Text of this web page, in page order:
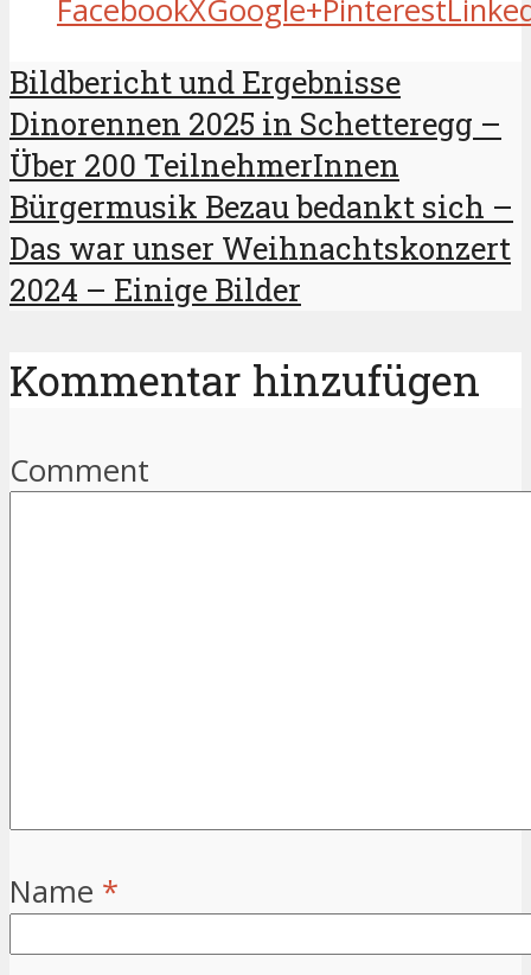
FacebookXGoogle+Pinterest
Bildbericht und Ergebnisse
Dinorennen 2025 in Schetteregg –
Über 200 TeilnehmerInnen
Bürgermusik Bezau bedankt sich –
Das war unser Weihnachtskonzert
2024 – Einige Bilder
Kommentar hinzufügen
Comment
Name *